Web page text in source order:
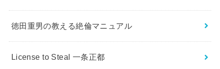
徳田重男の教える絶倫マニュアル
License to Steal 一条正都